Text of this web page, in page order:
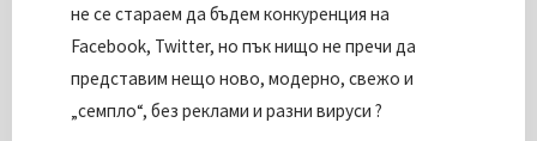
не се стараем да бъдем конкуренция на
Facebook, Twitter, но пък нищо не пречи да
представим нещо ново, модерно, свежо и
„семпло“, без реклами и разни вируси ?